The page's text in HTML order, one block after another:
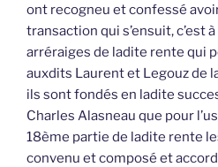
ont recogneu et confessé
transaction qui s’ensuit, c’est
arréraiges de ladite rente qui
auxdits Laurent et Legouz de
ils sont fondés en ladite
Charles Alasneau que pour
18ème partie de ladite rente
convenu et composé et